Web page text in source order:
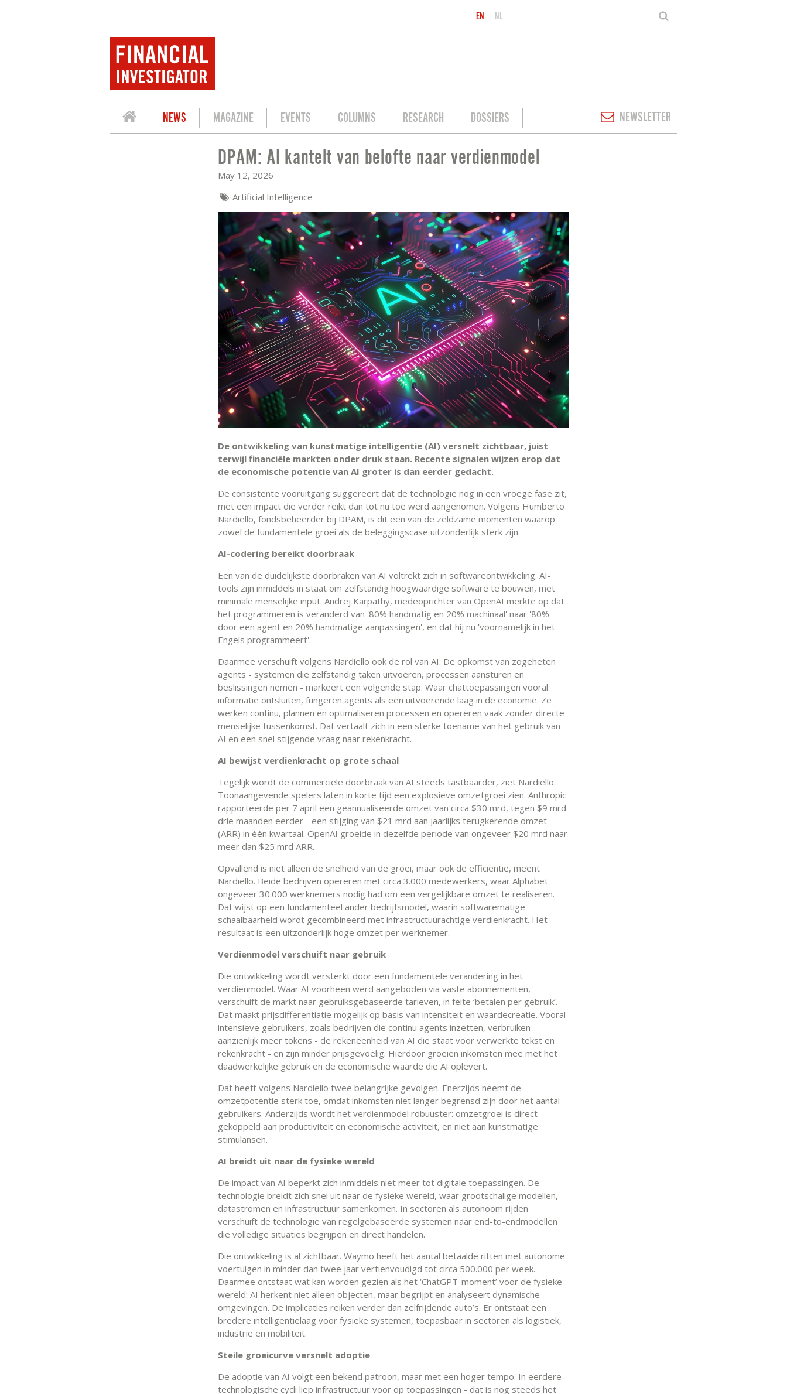
EN NL
NEWS MAGAZINE EVENTS COLUMNS RESEARCH DOSSIERS NEWSLETTER
DPAM: AI KANTELT VAN BELOFTE NAAR VERDIENMODELDPAM: AI kantelt van belofte naar verdienmodel
May 12, 2026
Artificial Intelligence
De ontwikkeling van kunstmatige intelligentie (AI) versnelt zichtbaar, juist
terwijl financiële markten onder druk staan. Recente signalen wijzen erop dat
de economische potentie van AI groter is dan eerder gedacht.
De consistente vooruitgang suggereert dat de technologie nog in een vroege fase zit,
met een impact die verder reikt dan tot nu toe werd aangenomen. Volgens Humberto
Nardiello, fondsbeheerder bij DPAM, is dit een van de zeldzame momenten waarop
zowel de fundamentele groei als de beleggingscase uitzonderlijk sterk zijn.
AI-codering bereikt doorbraak
Een van de duidelijkste doorbraken van AI voltrekt zich in softwareontwikkeling. AI-
tools zijn inmiddels in staat om zelfstandig hoogwaardige software te bouwen, met
minimale menselijke input. Andrej Karpathy, medeoprichter van OpenAI merkte op dat
het programmeren is veranderd van '80% handmatig en 20% machinaal' naar '80%
door een agent en 20% handmatige aanpassingen', en dat hij nu 'voornamelijk in het
Engels programmeert'.
Daarmee verschuift volgens Nardiello ook de rol van AI. De opkomst van zogeheten
agents - systemen die zelfstandig taken uitvoeren, processen aansturen en
beslissingen nemen - markeert een volgende stap. Waar chattoepassingen vooral
informatie ontsluiten, fungeren agents als een uitvoerende laag in de economie. Ze
werken continu, plannen en optimaliseren processen en opereren vaak zonder directe
menselijke tussenkomst. Dat vertaalt zich in een sterke toename van het gebruik van
AI en een snel stijgende vraag naar rekenkracht.
AI bewijst verdienkracht op grote schaal
Tegelijk wordt de commerciële doorbraak van AI steeds tastbaarder, ziet Nardiello.
Toonaangevende spelers laten in korte tijd een explosieve omzetgroei zien. Anthropic
rapporteerde per 7 april een geannualiseerde omzet van circa $30 mrd, tegen $9 mrd
drie maanden eerder - een stijging van $21 mrd aan jaarlijks terugkerende omzet
(ARR) in één kwartaal. OpenAI groeide in dezelfde periode van ongeveer $20 mrd naar
meer dan $25 mrd ARR.
Opvallend is niet alleen de snelheid van de groei, maar ook de efficiëntie, meent
Nardiello. Beide bedrijven opereren met circa 3.000 medewerkers, waar Alphabet
ongeveer 30.000 werknemers nodig had om een vergelijkbare omzet te realiseren.
Dat wijst op een fundamenteel ander bedrijfsmodel, waarin softwarematige
schaalbaarheid wordt gecombineerd met infrastructuurachtige verdienkracht. Het
resultaat is een uitzonderlijk hoge omzet per werknemer.
Verdienmodel verschuift naar gebruik
Die ontwikkeling wordt versterkt door een fundamentele verandering in het
verdienmodel. Waar AI voorheen werd aangeboden via vaste abonnementen,
verschuift de markt naar gebruiksgebaseerde tarieven, in feite ‘betalen per gebruik’.
Dat maakt prijsdifferentiatie mogelijk op basis van intensiteit en waardecreatie. Vooral
intensieve gebruikers, zoals bedrijven die continu agents inzetten, verbruiken
aanzienlijk meer tokens - de rekeneenheid van AI die staat voor verwerkte tekst en
rekenkracht - en zijn minder prijsgevoelig. Hierdoor groeien inkomsten mee met het
daadwerkelijke gebruik en de economische waarde die AI oplevert.
Dat heeft volgens Nardiello twee belangrijke gevolgen. Enerzijds neemt de
omzetpotentie sterk toe, omdat inkomsten niet langer begrensd zijn door het aantal
gebruikers. Anderzijds wordt het verdienmodel robuuster: omzetgroei is direct
gekoppeld aan productiviteit en economische activiteit, en niet aan kunstmatige
stimulansen.
AI breidt uit naar de fysieke wereld
De impact van AI beperkt zich inmiddels niet meer tot digitale toepassingen. De
technologie breidt zich snel uit naar de fysieke wereld, waar grootschalige modellen,
datastromen en infrastructuur samenkomen. In sectoren als autonoom rijden
verschuift de technologie van regelgebaseerde systemen naar end-to-endmodellen
die volledige situaties begrijpen en direct handelen.
Die ontwikkeling is al zichtbaar. Waymo heeft het aantal betaalde ritten met autonome
voertuigen in minder dan twee jaar vertienvoudigd tot circa 500.000 per week.
Daarmee ontstaat wat kan worden gezien als het ‘ChatGPT-moment’ voor de fysieke
wereld: AI herkent niet alleen objecten, maar begrijpt en analyseert dynamische
omgevingen. De implicaties reiken verder dan zelfrijdende auto’s. Er ontstaat een
bredere intelligentielaag voor fysieke systemen, toepasbaar in sectoren als logistiek,
industrie en mobiliteit.
Steile groeicurve versnelt adoptie
De adoptie van AI volgt een bekend patroon, maar met een hoger tempo. In eerdere
technologische cycli liep infrastructuur voor op toepassingen - dat is nog steeds het